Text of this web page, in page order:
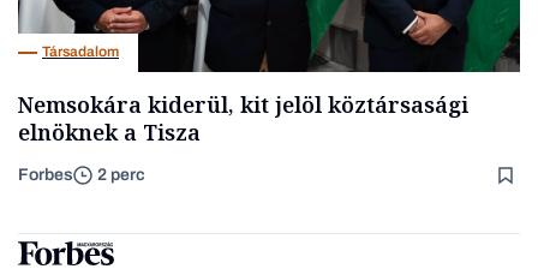
Társadalom
Nemsokára kiderül, kit jelöl köztársasági
elnöknek a Tisza
Forbes 2 perc